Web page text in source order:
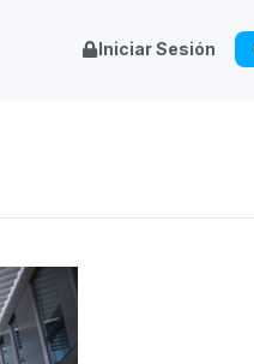
Iniciar Sesión